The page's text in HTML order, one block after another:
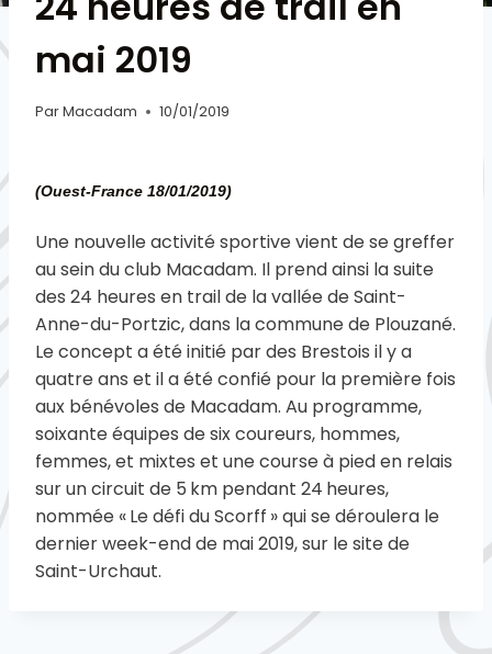
mai 2019
ParMacadam 10/01/2019
(Ouest-France 18/01/2019)
Une nouvelle activité sportive vient de se greffer
au sein du club Macadam. Il prend ainsi la suite
des 24 heures en trail de la vallée de Saint-
Anne-du-Portzic, dans la commune de Plouzané.
Le concept a été initié par des Brestois il y a
quatre ans et il a été confié pour la première fois
aux bénévoles de Macadam. Au programme,
soixante équipes de six coureurs, hommes,
femmes, et mixtes et une course à pied en relais
sur un circuit de 5 km pendant 24 heures,
nommée « Le défi du Scorff » qui se déroulera le
dernier week-end de mai 2019, sur le site de
Saint-Urchaut.